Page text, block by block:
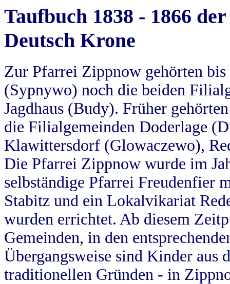
Taufbuch 1838 - 1866
Deutsch Krone
Zur Pfarrei Zippnow gehörten
(Sypnywo) noch die beiden
Jagdhaus (Budy). Früher
die Filialgemeinden Doderlage
Klawittersdorf (Glowaczewo),
Die Pfarrei Zippnow wurde im
selbständige Pfarrei Freudenfier
Stabitz und ein Lokalvikariat
wurden errichtet. Ab diesem
Gemeinden, in den
Übergangsweise sind Kinder aus
traditionellen Gründen - in